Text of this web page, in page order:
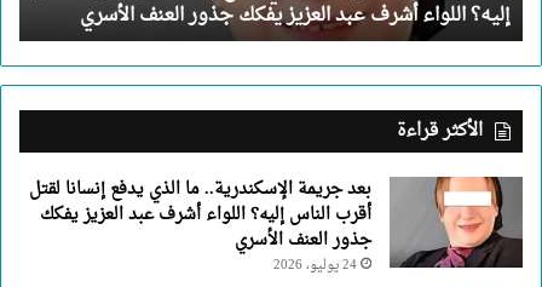
الناس
إليه؟
اللواء
أشرف
عبد
العزيز
جذور
العنف
الأسري
إليه؟ اللواء أشرف عبد العزيز يفكك جذور العنف الأسري
الأكثر قراءة
بعد جريمة الإسكندرية.. ما الذي يدفع إنسانا لقتل
أقرب الناس إليه؟ اللواء أشرف عبد العزيز يفكك
جذور العنف الأسري
24 يوليو، 2026